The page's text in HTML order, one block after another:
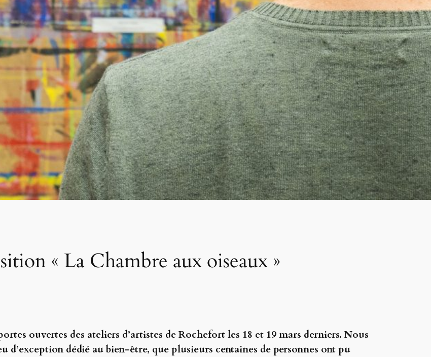
« La Chambre aux oiseaux »
ouvertes des ateliers d’artistes de Rochefort les 18 et 19 mars derniers. Nous
dédié au bien-être, que plusieurs centaines de personnes ont pu